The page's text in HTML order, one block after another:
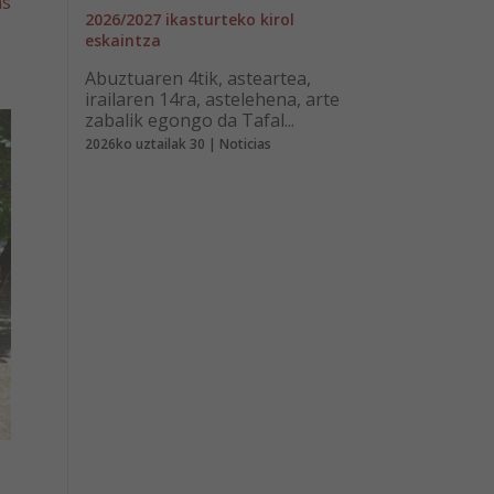
2026/2027 ikasturteko kirol
eskaintza
Abuztuaren 4tik, asteartea,
irailaren 14ra, astelehena, arte
zabalik egongo da Tafal...
2026ko uztailak 30 | Noticias